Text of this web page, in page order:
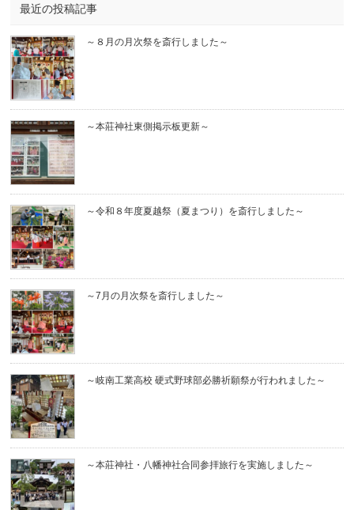
最近の投稿記事
～８月の月次祭を斎行しました～
～本莊神社東側掲示板更新～
～令和８年度夏越祭（夏まつり）を斎行しました～
～7月の月次祭を斎行しました～
～岐南工業高校 硬式野球部必勝祈願祭が行われました～
～本莊神社・八幡神社合同参拝旅行を実施しました～